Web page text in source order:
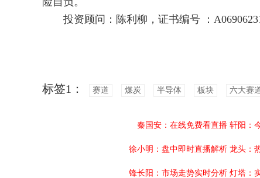
投资顾问：陈利柳，证书编号 ：
标签1： 赛道 煤炭 半导体 板块 六大赛
秦国安：在线免费看直播 轩阳：
徐小明：盘中即时直播解析 龙头：
锋长阳：市场走势实时分析 灯塔：